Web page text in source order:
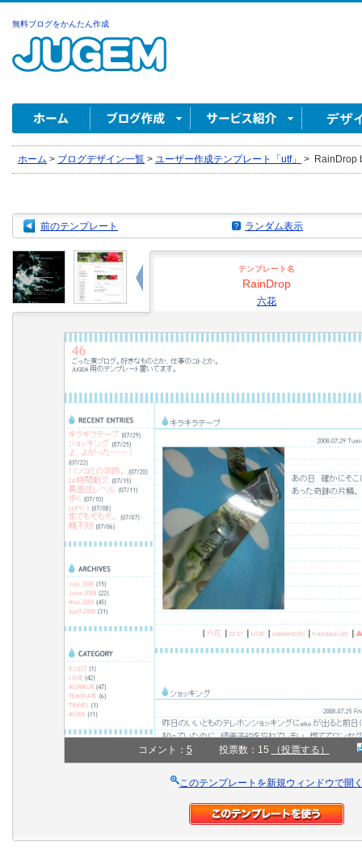
無料ブログをかんたん作成
ホーム > ブログデザイン一覧 > ユーザー作成テンプレート「utf」 > RainDrop
前のテンプレート ランダム表示
テンプレート名
RainDrop
六花
コメント： 5 投票数：15 （投票する）
このテンプレートを新規ウィンドウで開